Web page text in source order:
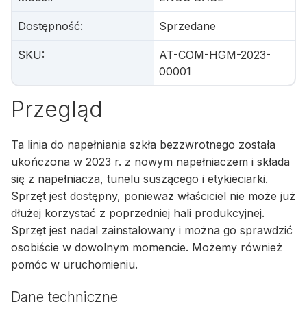
Dostępność: Sprzedane
SKU:
AT-COM-HGM-2023-
00001
Przegląd
Ta linia do napełniania szkła bezzwrotnego została
ukończona w 2023 r. z nowym napełniaczem i składa
się z napełniacza, tunelu suszącego i etykieciarki.
Sprzęt jest dostępny, ponieważ właściciel nie może już
dłużej korzystać z poprzedniej hali produkcyjnej.
Sprzęt jest nadal zainstalowany i można go sprawdzić
osobiście w dowolnym momencie. Możemy również
pomóc w uruchomieniu.
Dane techniczne